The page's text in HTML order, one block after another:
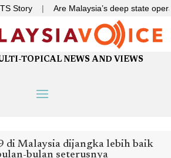
| Are Malaysia’s deep state
TOPICAL NEWS AND VIEWS
di Malaysia dijangka lebih baik
bulan seterusnya